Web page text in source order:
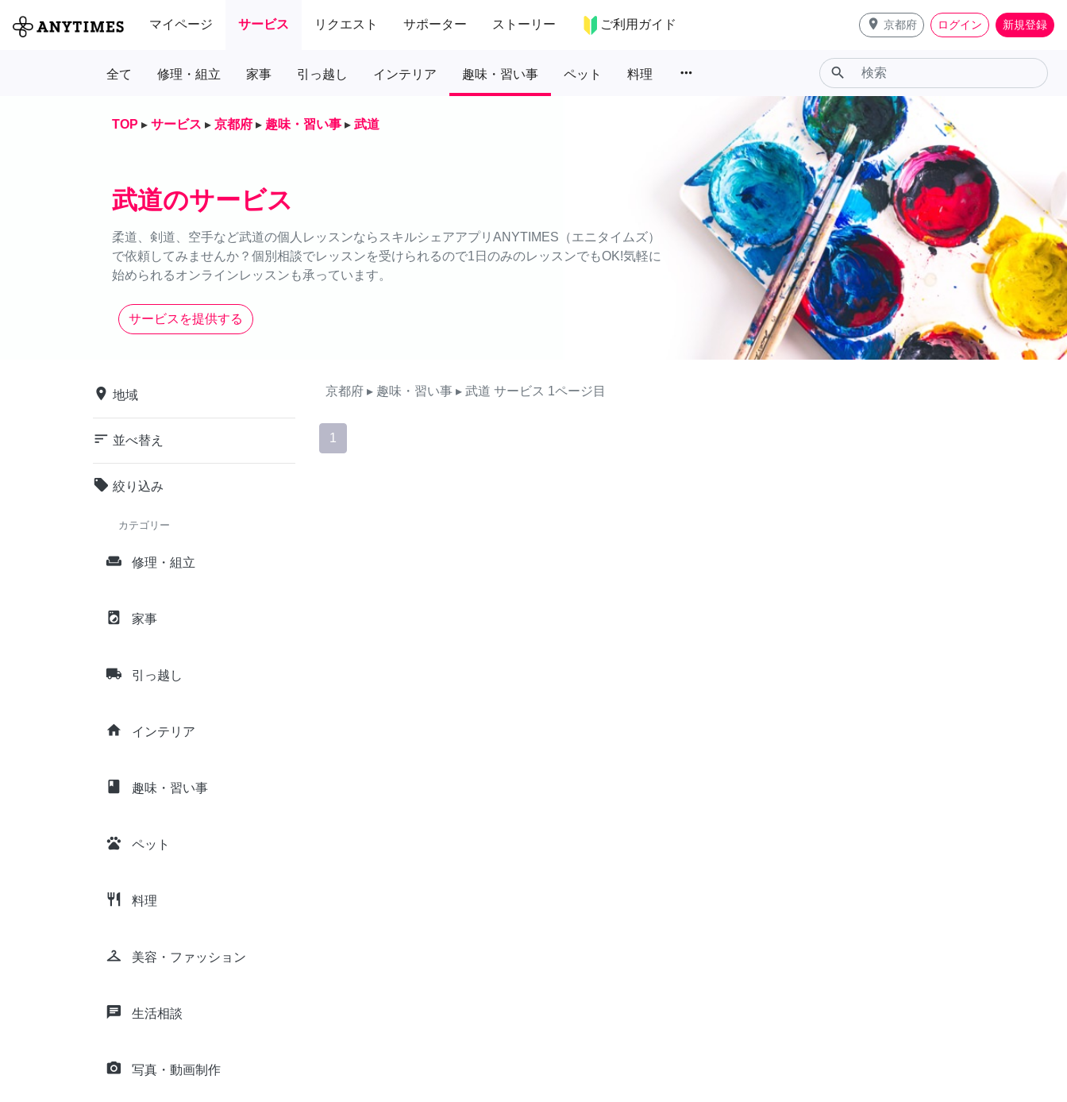
マイページ サービス リクエスト サポーター ストーリー ご利用ガイド place 京都府 ログイン 新規登録
全て 修理・組立 家事 引っ越し インテリア 趣味・習い事 ペット 料理 more_horiz search
TOP ▸ サービス ▸ 京都府 ▸ 趣味・習い事 ▸ 武道
武道のサービス
柔道、剣道、空手など武道の個人レッスンならスキルシェアアプリANYTIMES（エニタイムズ）
で依頼してみませんか？個別相談でレッスンを受けられるので1日のみのレッスンでもOK!気軽に
始められるオンラインレッスンも承っています。
サービスを提供する
place 地域
sort 並べ替え
local_offer 絞り込み
カテゴリー
weekend 修理・組立
local_laundry_service 家事
local_shipping 引っ越し
home インテリア
class 趣味・習い事
pets ペット
restaurant 料理
checkroom 美容・ファッション
chat 生活相談
camera_alt 写真・動画制作
京都府 ▸ 趣味・習い事 ▸ 武道 サービス 1ページ目
1